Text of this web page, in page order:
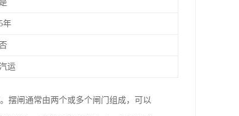
年
运
摆闸通常由两个或多个闸门组成，可以